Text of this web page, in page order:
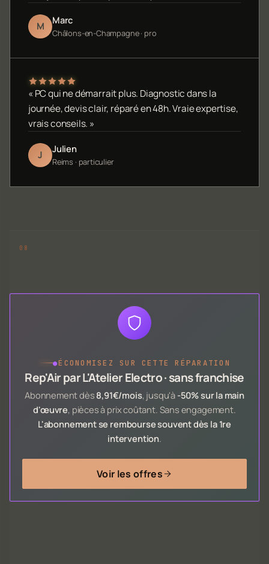
M Marc
Châlons-en-Champagne · pro
« PC qui ne démarrait plus. Diagnostic dans la
journée, devis clair, réparé en 48h. Vraie expertise,
vrais conseils. »
J Julien
Reims · particulier
●ÉCONOMISEZ SUR CETTE RÉPARATION
Rep'Air par L'Atelier Electro · sans franchise
Abonnement dès 8,91€/mois, jusqu'à -50% sur la main
d'œuvre, pièces à prix coûtant. Sans engagement.
L'abonnement se rembourse souvent dès la 1re
intervention.
Voir les offres